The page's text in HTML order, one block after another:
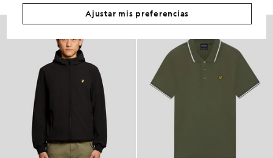
Ajustar mis preferencias